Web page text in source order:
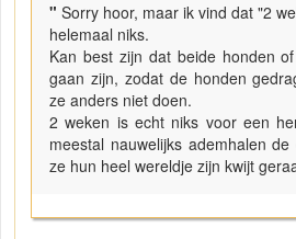
" Sorry hoor, maar ik vind dat "2
helemaal niks.
Kan best zijn dat beide honden
gaan zijn, zodat de honden
ze anders niet doen.
2 weken is echt niks voor een
meestal nauwelijks ademhalen
ze hun heel wereldje zijn kwijt